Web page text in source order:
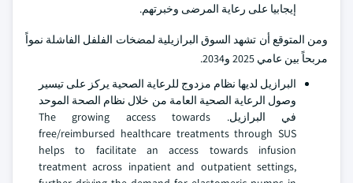
إيجابيا على رعاية المرضى وخبرتهم.
ومن المتوقع أن تشهد السوق البرازيلية لمضخات الفلفل الفاشلة نمواً
مربحاً بين عامي 2025 و2034.
البرازيل لديها نظام مزدوج للرعاية الصحية يركز على تيسير
وصول الرعاية الصحية العامة من خلال نظام الصحة الموحد
في البرازيل. The growing access towards
free/reimbursed healthcare treatments through SUS
helps to facilitate an access towards infusion
treatment across inpatient and outpatient settings,